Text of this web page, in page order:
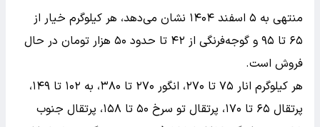
منتهی به ۵ اسفند ۱۴۰۴ نشان می‌دهد، هر کیلوگرم خیار از
۶۵ تا ۹۵ و گوجه‌فرنگی از ۴۲ تا حدود ۵۰ هزار تومان در حال
فروش است.
هر کیلوگرم انار ۷۵ تا ۲۷۰، انگور ۲۷۰ تا ۳۸۰، به ۱۰۲ تا ۱۴۹،
پرتقال ۶۵ تا ۱۷۰، پرتقال تو سرخ ۵۰ تا ۱۵۸، پرتقال جنوب